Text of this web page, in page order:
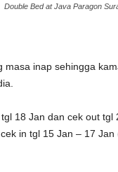
Double Bed at Java Paragon
masa inap sehingga
18 Jan dan cek out tgl
in tgl 15 Jan – 17 Jan